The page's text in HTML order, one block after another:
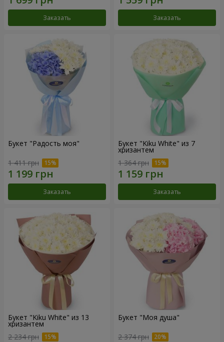
Заказать Заказать
Букет "Радость моя"
1 411 грн
Заказать
Букет "Kiku White" из 7
хризантем
1 364 грн
Заказать
Букет "Kiku White" из 13
хризантем
2 234 грн
Букет "Моя душа"
2 374 грн